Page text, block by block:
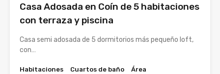
Casa Adosada en Coín de 5 habitaciones
con terraza y piscina
Casa semi adosada de 5 dormitorios más pequeño loft,
con…
Habitaciones
Cuartos de baño
Área